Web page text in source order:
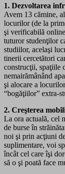
1. Dezvoltarea
Avem 13 cămine,
locurilor (de la
şi verificabilă
tuturor studenţilor
studiilor, acelaşi
tinerii cercetători
construcţii, spaţiile
nemairămânând
şi alocare a
“bogăţiilor” extra-
2. Creşterea
La ora actuală, cel
de burse în
noi şi prin acţiuni
suplimentare, voi
încât cel care îşi
să o şi poată face